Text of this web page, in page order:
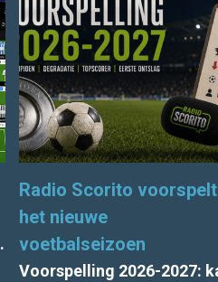
en tips
Radio Scorito voorspelt
het nieuwe
voetbalseizoen